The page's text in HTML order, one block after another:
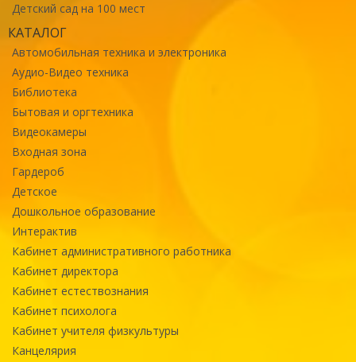
Детский сад на 100 мест
КАТАЛОГ
Автомобильная техника и электроника
Аудио-Видео техника
Библиотека
Бытовая и оргтехника
Видеокамеры
Входная зона
Гардероб
Детское
Дошкольное образование
Интерактив
Кабинет административного работника
Кабинет директора
Кабинет естествознания
Кабинет психолога
Кабинет учителя физкультуры
Канцелярия